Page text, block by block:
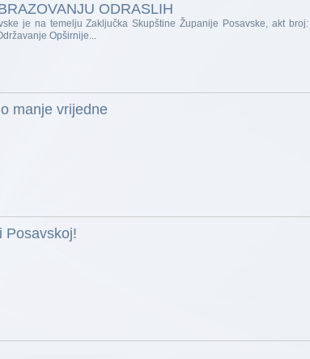
ODRASLIH
je na temelju Zaključka Skupštine Županije Posavske, akt
Opširnije...
manje vrijedne
Posavskoj!